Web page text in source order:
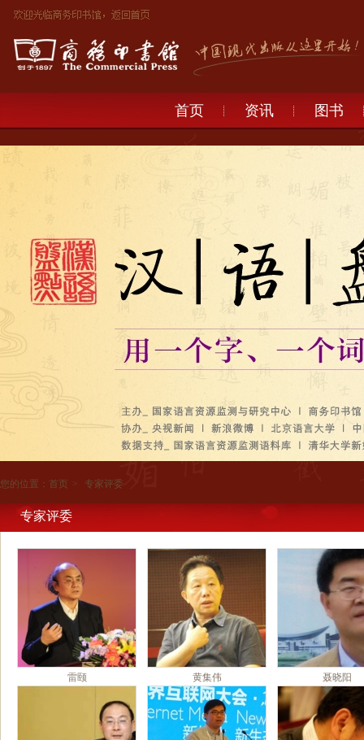
首页 资讯 图书
您的位置： 首页 > 专家评委
专家评委
雷颐 黄集伟 聂晓阳